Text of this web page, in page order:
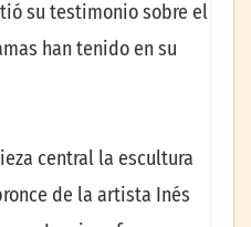
su testimonio sobre el
han tenido en su
central la escultura
de la artista Inés